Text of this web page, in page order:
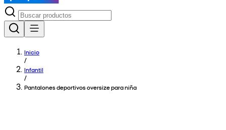
Inicio
/
Infantil
/
Pantalones deportivos oversize para niña